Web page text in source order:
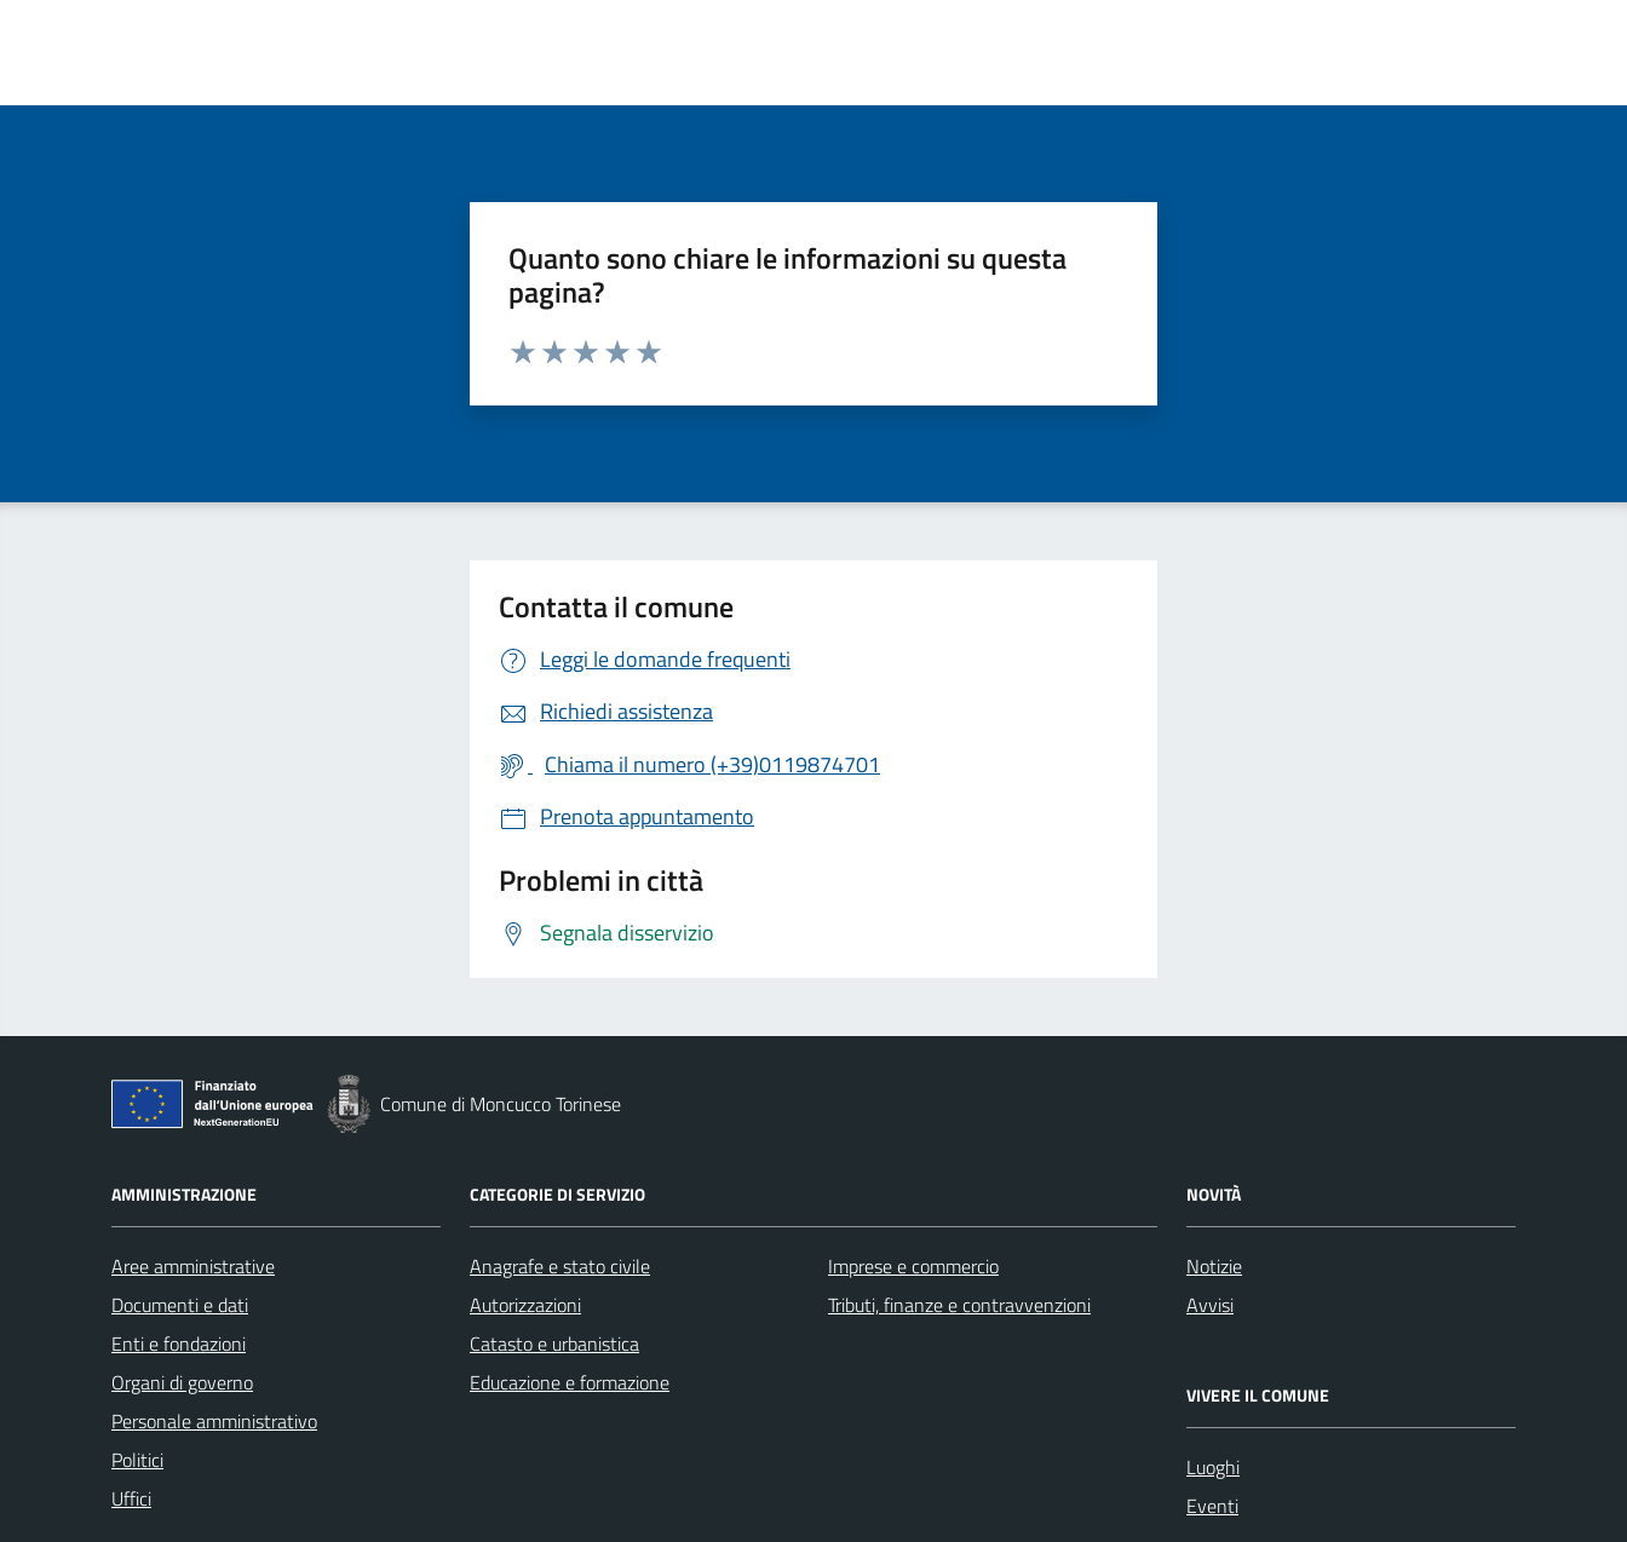
Quanto sono chiare le informazioni su questa
pagina?
Valuta da 1 a 5 stelle la pagina
Contatta il comune
Leggi le domande frequenti
Richiedi assistenza
Chiama il numero (+39)0119874701
Prenota appuntamento
Problemi in città
Segnala disservizio
Comune di Moncucco Torinese
AMMINISTRAZIONE
Aree amministrative
Documenti e dati
Enti e fondazioni
Organi di governo
Personale amministrativo
Politici
Uffici
CATEGORIE DI SERVIZIO
Anagrafe e stato civile
Autorizzazioni
Catasto e urbanistica
Educazione e formazione
Imprese e commercio
Tributi, finanze e contravvenzioni
NOVITÀ
Notizie
Avvisi
VIVERE IL COMUNE
Luoghi
Eventi